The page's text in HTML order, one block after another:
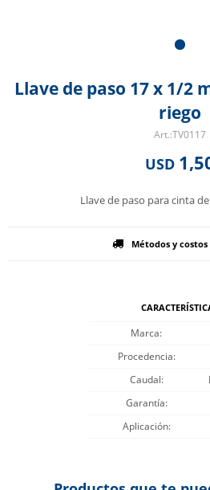
Llave de paso 17 x 1/2
riego
TV0117
USD
Llave de paso para cinta
Métodos y
Marca
Procedencia
Caudal
Garantía
Aplicación